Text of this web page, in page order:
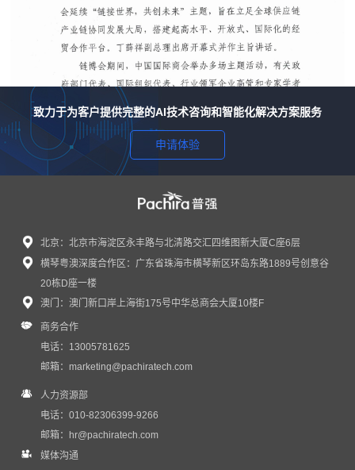
感谢信｜普强蒲瑶女士受邀出席第四届链博会...
近日，普强收到来自中国国际商会的感谢信，对普强C...
致力于为客户提供完整的AI技术咨询和智能化解决方案服务
申请体验
北京：北京市海淀区永丰路与北清路交汇四维图新大厦C座6层
横琴粤澳深度合作区：广东省珠海市横琴新区环岛东路1889号创意谷
20栋D座一楼
澳门：澳门新口岸上海街175号中华总商会大厦10楼F
商务合作
电话：13005781625
邮箱：marketing@pachiratech.com
人力资源部
电话：010-82306399-9266
邮箱：
hr@pachiratech.com
媒体沟通